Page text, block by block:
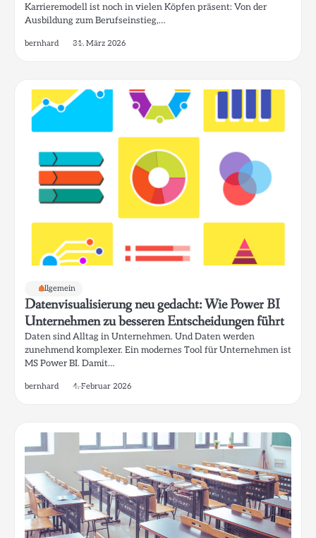
Karrieremodell ist noch in vielen Köpfen präsent: Von der
Ausbildung zum Berufseinstieg,…
bernhard 31. März 2026
Allgemein
Datenvisualisierung neu gedacht: Wie Power BI
Unternehmen zu besseren Entscheidungen führt
Daten sind Alltag in Unternehmen. Und Daten werden
zunehmend komplexer. Ein modernes Tool für Unternehmen ist
MS Power BI. Damit…
bernhard 4. Februar 2026